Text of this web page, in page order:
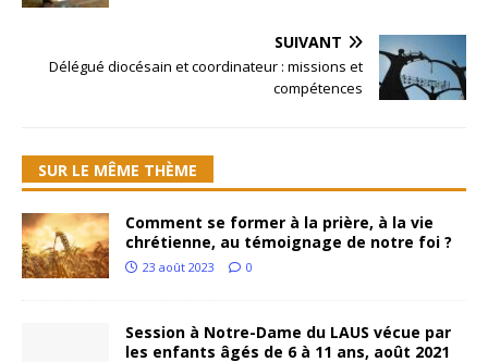
SUIVANT
Délégué diocésain et coordinateur : missions et
compétences
SUR LE MÊME THÈME
Comment se former à la prière, à la vie
chrétienne, au témoignage de notre foi ?
23 août 2023 0
Session à Notre-Dame du LAUS vécue par
les enfants âgés de 6 à 11 ans, août 2021